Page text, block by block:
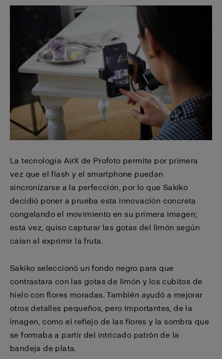
La tecnología AirX de Profoto permite por primera
vez que el flash y el smartphone puedan
sincronizarse a la perfección, por lo que Sakiko
decidió poner a prueba esta innovación concreta
congelando el movimiento en su primera imagen;
esta vez, quiso capturar las gotas del limón según
caían al exprimir la fruta.
Sakiko seleccionó un fondo negro para que
contrastara con las gotas de limón y los cubitos de
hielo con flores moradas. También ayudó a mejorar
otros detalles pequeños, pero importantes, de la
imagen, como el reflejo de las flores y la sombra que
se formaba a partir del intricado patrón de la
bandeja de plata.